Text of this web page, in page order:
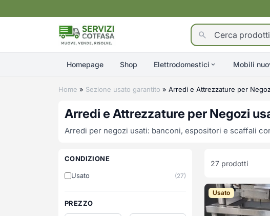
Homepage Shop Elettrodomestici Mobili
Home » Sezione usato garantito » Arredi e Attrezzature per
Arredi e Attrezzature per Negozi
Arredi per negozi usati: banconi, espositori e scaffali
CONDIZIONE
Usato (27)
PREZZO
27 prodotti
Usato